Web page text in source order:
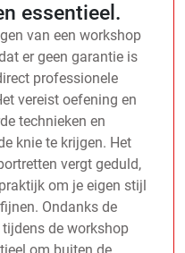
essentieel.
van een workshop
er geen garantie is
professionele
vereist oefening en
technieken en
knie te krijgen. Het
vergt geduld,
om je eigen stijl
Ondanks de
de workshop